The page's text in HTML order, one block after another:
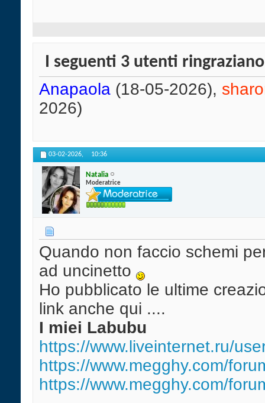
I seguenti 3 utenti
Anapaola (18-05-2026),
2026)
03-02-2026, 10:36
Natalia
Moderatrice
Quando non faccio schemi
ad uncinetto
Ho pubblicato le ultime
link anche qui ....
I miei Labubu
https://www.liveinternet.ru/
https://www.megghy.com/
https://www.megghy.com/